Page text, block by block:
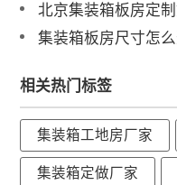
相关热门标签
集装箱工地房厂家
集装箱定做厂家